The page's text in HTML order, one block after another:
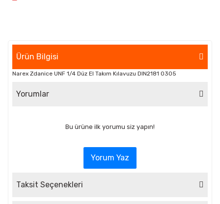
Ürün Bilgisi
Narex Zdanice UNF 1/4 Düz El Takım Kılavuzu DIN2181 0305
Yorumlar
Bu ürüne ilk yorumu siz yapın!
Yorum Yaz
Taksit Seçenekleri